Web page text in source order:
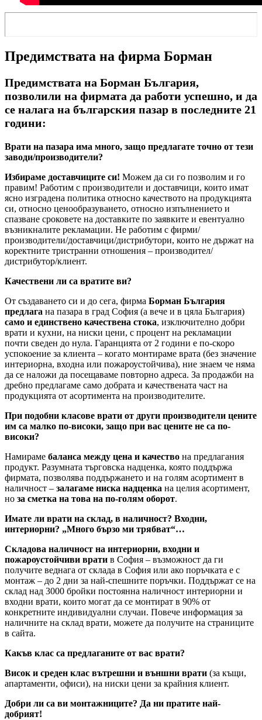
Предимствата на фирма Борман
Предимствата на Борман България,
позволили на фирмата да работи успешно, и да
се налага на българския пазар в последните 21
години:
Врати на пазара има много, защо предлагате точно от тези
заводи/производители?
Избираме доставчиците си! Можем да си го позволим и го
правим! Работим с производители и доставчици, които имат
ясно изградена политика относно качеството на продукцията
си, относно ценообразуването, относно изпълнението и
спазване сроковете на доставките по заявките и евентуално
възникналите рекламации. Не работим с фирми/
производители/доставчици/дистрибутори, които не държат на
коректните тристранни отношения – производител/
дистрибутор/клиент.
Качествени ли са вратите ви?
От създаването си и до сега, фирма Борман България
предлага на пазара в град София (а вече и в цяла България)
само и единствено качествена стока, изключително добри
врати и кухни, на ниски цени, с процент на рекламации
почти сведен до нула. Гаранцията от 2 години е по-скоро
успокоение за клиента – когато монтираме врата (без значение
интериорна, входна или пожароустойчива), ние знаем че няма
да се наложи да посещаваме повторно адреса. За продажби на
дребно предлагаме само добрата и качествената част на
продукцията от асортимента на производителите.
При подобни класове врати от други производители цените
им са малко по-високи, защо при вас цените не са по-
високи?
Намираме баланса между цена и качество на предлагания
продукт. Разумната търговска надценка, която поддържа
фирмата, позволява поддържането и на голям асортимент в
наличност – залагаме ниска надценка на целия асортимент,
но за сметка на това на по-голям оборот.
Имате ли врати на склад, в наличност? Входни,
интериорни? „Много бързо ми трябват“…
Складова наличност на интериорни, входни и
пожароустойчиви врати в София – възможност да ги
получите веднага от склада в София или ако поръчката е с
монтаж – до 2 дни за най-спешните поръчки. Поддържат се на
склад над 3000 бройки постоянна наличност интериорни и
входни врати, които могат да се монтират в 90% от
конкретните индивидуални случаи. Повече информация за
наличните на склад врати, можете да получите на страниците
в сайта.
Какъв клас са предлаганите от вас врати?
Висок и среден клас вътрешни и външни врати (за къщи,
апартаменти, офиси), на ниски цени за крайния клиент.
Добри ли са ви монтажниците? Да ни пратите най-
добрият!